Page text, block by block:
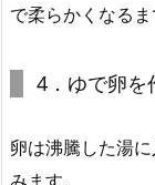
で柔らかくなるま
4．ゆで卵を
卵は沸騰した湯